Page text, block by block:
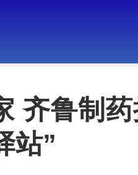
齐鲁制
站”